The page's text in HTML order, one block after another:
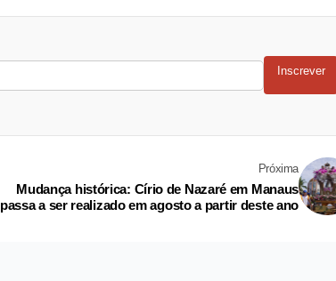
Inscrever
Próxima
Mudança histórica: Círio de Nazaré em Manaus
passa a ser realizado em agosto a partir deste ano